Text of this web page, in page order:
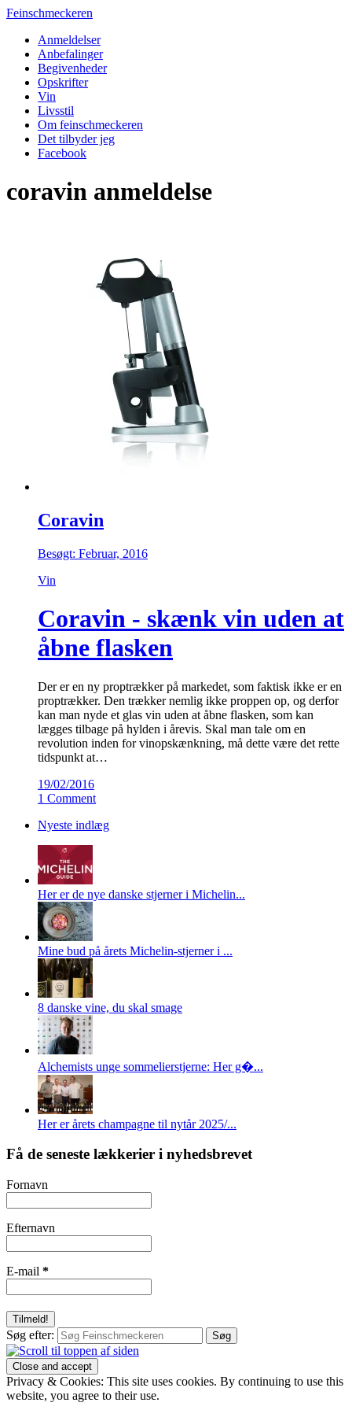
Feinschmeckeren
Anmeldelser
Anbefalinger
Begivenheder
Opskrifter
Vin
Livsstil
Om feinschmeckeren
Det tilbyder jeg
Facebook
coravin anmeldelse
Coravin
Besøgt: Februar, 2016
Vin
Coravin - skænk vin uden at
åbne flasken
Der er en ny proptrækker på markedet, som faktisk ikke er en
proptrækker. Den trækker nemlig ikke proppen op, og derfor
kan man nyde et glas vin uden at åbne flasken, som kan
lægges tilbage på hylden i årevis. Skal man tale om en
revolution inden for vinopskænkning, må dette være det rette
tidspunkt at…
19/02/2016
1 Comment
Nyeste indlæg
Her er de nye danske stjerner i Michelin...
Mine bud på årets Michelin-stjerner i ...
8 danske vine, du skal smage
Alchemists unge sommelierstjerne: Her g�...
Her er årets champagne til nytår 2025/...
Få de seneste lækkerier i nyhedsbrevet
Fornavn
Efternavn
E-mail *
Søg efter:
Privacy & Cookies: This site uses cookies. By continuing to use this
website, you agree to their use.